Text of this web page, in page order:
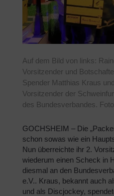
Auf dem Bild von links:
Vorsitzender und
Spender Matthias Kraus
Vorsitzender der
des Bundesverbandes.
GOCHSHEIM – Die
schon sowas wie ein
Nun überreichte ihr 2.
wiederum einen Scheck in
diesmal an den
e.V.. Kraus, bekannt auch
und als Discjockey,